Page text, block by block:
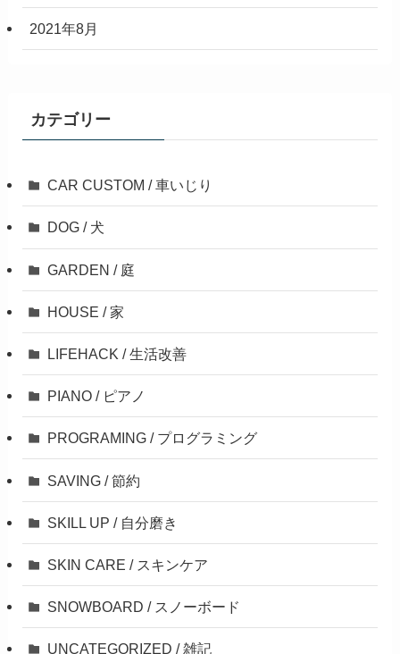
2021年8月
カテゴリー
CAR CUSTOM / 車いじり
DOG / 犬
GARDEN / 庭
HOUSE / 家
LIFEHACK / 生活改善
PIANO / ピアノ
PROGRAMING / プログラミング
SAVING / 節約
SKILL UP / 自分磨き
SKIN CARE / スキンケア
SNOWBOARD / スノーボード
UNCATEGORIZED / 雑記